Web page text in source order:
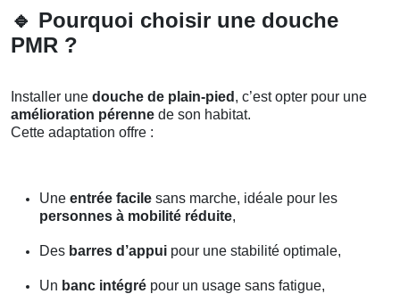
🔹 Pourquoi choisir une douche
PMR ?
Installer une douche de plain-pied , c’est opter pour une
amélioration pérenne de son habitat.
Cette adaptation offre :
Une entrée facile sans marche, idéale pour les
personnes à mobilité réduite,
Des barres d’appui pour une stabilité optimale,
Un banc intégré pour un usage sans fatigue,